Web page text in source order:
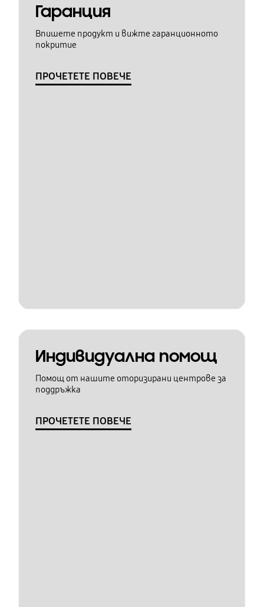
Гаранция
Впишете продукт и вижте гаранционното
покритие
ПРОЧЕТЕТЕ ПОВЕЧЕ
Индивидуална помощ
Помощ от нашите оторизирани центрове за
поддръжка
ПРОЧЕТЕТЕ ПОВЕЧЕ